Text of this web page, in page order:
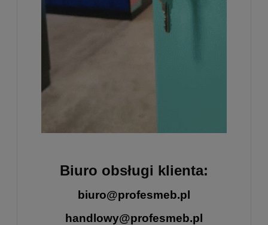
Biuro obsługi klienta:
biuro@profesmeb.pl
handlowy@profesmeb.pl